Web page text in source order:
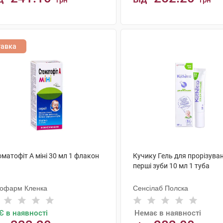
А міні 30 мл 1 флакон
Кленка
в наявності
Кучику Гель для
перші зуби 10 мл 1 туба
Сенсілаб Полска
Немає в наявності